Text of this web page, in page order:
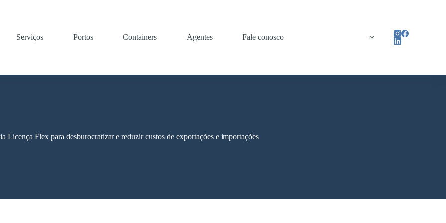
Serviços Portos Containers Agentes Fale conosco
Licença Flex para desburocratizar e reduzir custos de exportações e importações